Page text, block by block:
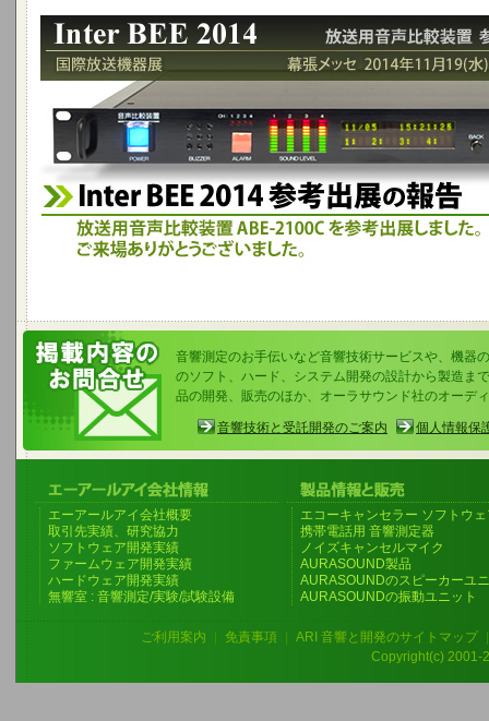
Inter BEE 2014 参考出品の報告 - 幕張メッセ 2014年11月
放送用音声比較装置 ABE-2100Cを国際放送機器展に参考出展しました。
音響測定のお手伝いなど音響技術サービスや、機器
のソフト、ハード、システム開発の設計から製造ま
品の開発、販売のほか、オーラサウンド社のオーデ
音響技術と受託開発のご案内 個人情報保
エーアールアイ会社概要
取引先実績、研究協力
ソフトウェア開発実績
ファームウェア開発実績
ハードウェア開発実績
無響室 : 音響測定/実験/試験設備
エコーキャンセラー ソフトウ
携帯電話用 音響測定器
ノイズキャンセルマイク
AURASOUND製品
AURASOUNDのスピーカーユ
AURASOUNDの振動ユニット
ご利用案内 免責事項 ARI 音響と開発のサイトマップ
Copyright(c) 2001-